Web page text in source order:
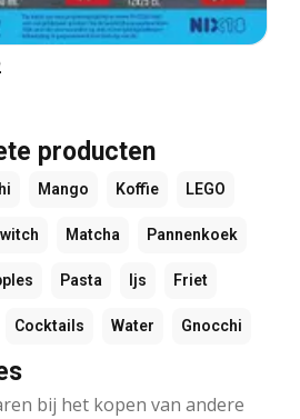
producten
Mango Koffie LEGO
Matcha Pannenkoek
Pasta Ijs Friet
Cocktails Water Gnocchi
bij het kopen van andere